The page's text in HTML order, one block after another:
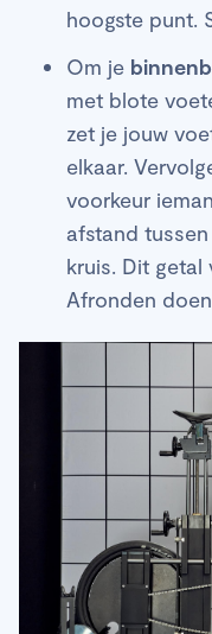
hoogste punt.
Om je
met blote
zet je jouw
elkaar.
voorkeur
afstand
kruis. Dit getal
Afronden